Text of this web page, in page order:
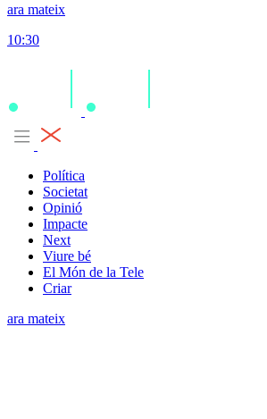
ara mateix
10:30
Política
Societat
Opinió
Impacte
Next
Viure bé
El Món de la Tele
Criar
ara mateix